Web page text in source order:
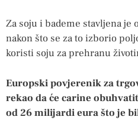
Za soju i bademe stavljena je
nakon što se za to izborio
koristi soju za prehranu
Europski povjerenik za
rekao da će carine
od 26 milijardi eura što je